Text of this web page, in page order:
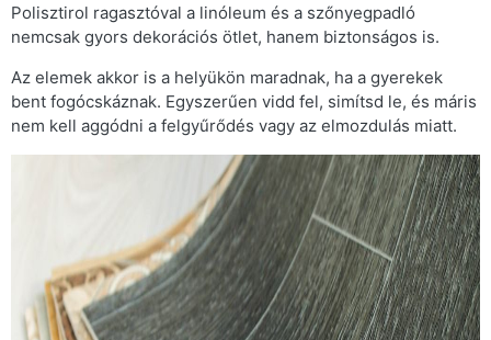
Polisztirol ragasztóval a linóleum és a szőnyegpadló
nemcsak gyors dekorációs ötlet, hanem biztonságos is.
Az elemek akkor is a helyükön maradnak, ha a gyerekek
bent fogócskáznak. Egyszerűen vidd fel, simítsd le, és máris
nem kell aggódni a felgyűrődés vagy az elmozdulás miatt.